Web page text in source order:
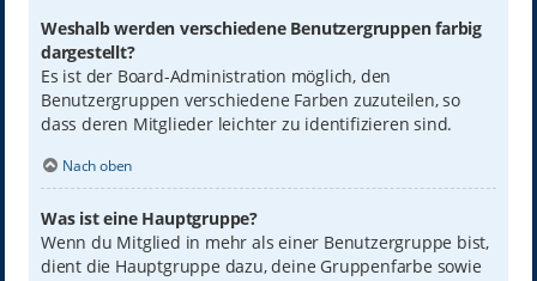
Weshalb werden verschiedene Benutzergruppen farbig
dargestellt?
Es ist der Board-Administration möglich, den
Benutzergruppen verschiedene Farben zuzuteilen, so
dass deren Mitglieder leichter zu identifizieren sind.
Nach oben
Was ist eine Hauptgruppe?
Wenn du Mitglied in mehr als einer Benutzergruppe bist,
dient die Hauptgruppe dazu, deine Gruppenfarbe sowie